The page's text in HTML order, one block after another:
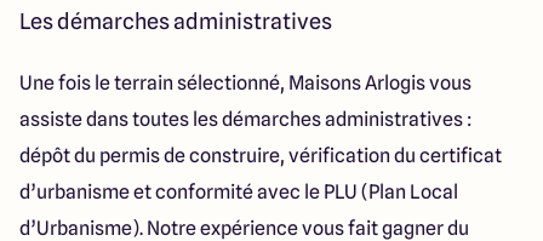
Les démarches administratives
Une fois le terrain sélectionné, Maisons Arlogis vous
assiste dans toutes les démarches administratives :
dépôt du permis de construire, vérification du certificat
d’urbanisme et conformité avec le PLU (Plan Local
d’Urbanisme). Notre expérience vous fait gagner du